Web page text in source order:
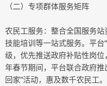
（二）专项群体服务矩阵
农民工服务：整合全国服务站
技能培训等一站式服务。平台
级，优先推送政府补贴性岗
年春节期间，平台联合政府
回家”活动，惠及数千农民工。